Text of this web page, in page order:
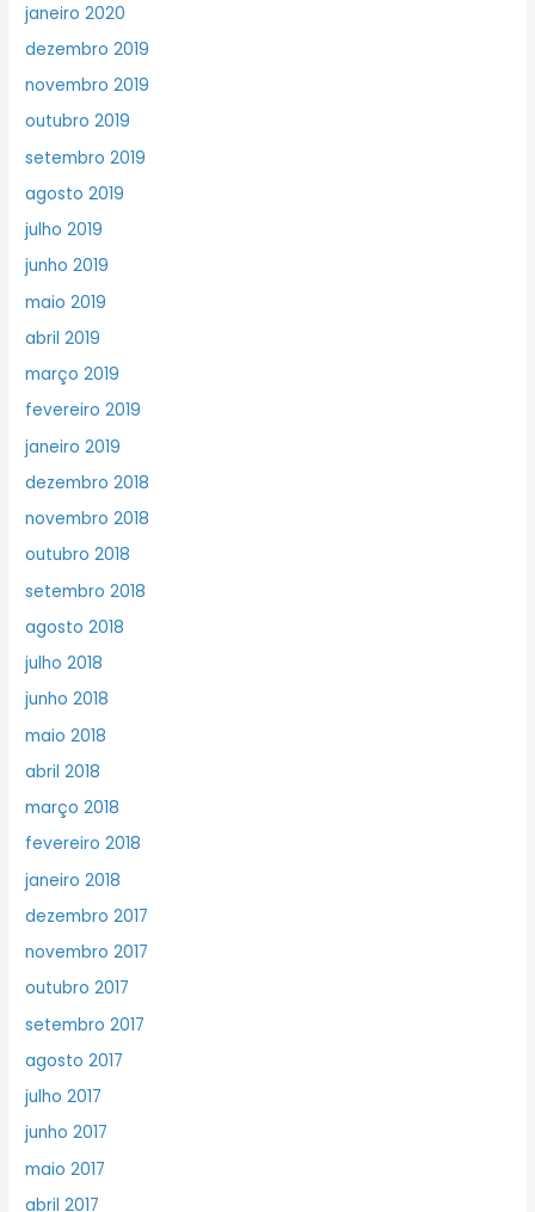
janeiro 2020
dezembro 2019
novembro 2019
outubro 2019
setembro 2019
agosto 2019
julho 2019
junho 2019
maio 2019
abril 2019
março 2019
fevereiro 2019
janeiro 2019
dezembro 2018
novembro 2018
outubro 2018
setembro 2018
agosto 2018
julho 2018
junho 2018
maio 2018
abril 2018
março 2018
fevereiro 2018
janeiro 2018
dezembro 2017
novembro 2017
outubro 2017
setembro 2017
agosto 2017
julho 2017
junho 2017
maio 2017
abril 2017